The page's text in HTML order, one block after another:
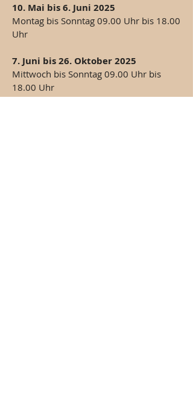
10. Mai bis 6. Juni 2025
Montag bis Sonntag 09.00 Uhr bis 18.00
Uhr
7. Juni bis 26. Oktober 2025
Mittwoch bis Sonntag 09.00 Uhr bis
18.00 Uhr​